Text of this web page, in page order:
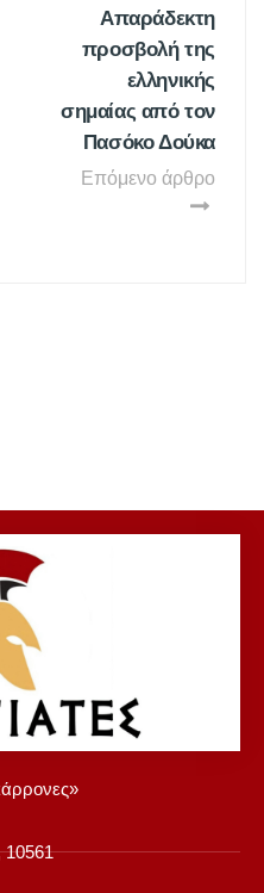
Απαράδεκτη
προσβολή της
ελληνικής
σημαίας από τον
Πασόκο Δούκα
Επόμενο άρθρο
10561